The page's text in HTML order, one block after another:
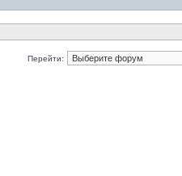
Перейти: